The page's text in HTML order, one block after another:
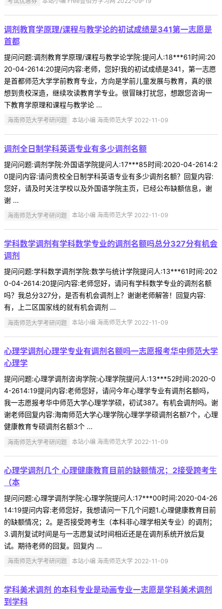
调剂教育学原理/课程与教学论的初试成绩是341第一志愿是
首都
提问问题:调剂教育学原理/课程与教学论学院:提问人:18***61时间:20
20-04-2614:20提问内容:老师，您好!我的初试成绩是341，第一志愿
是首都师范大学学前教育专业，方向是学前儿童发展与教育，真的很
想到贵校深造，继续攻读教育学专业。很冒昧打扰您，想跟您咨询一
下教育学原理和课程与教学论 ...
海南师范大学考研问题 本站小编 海南师范大学 2022-11-09
调剂全日制学科英语专业有多少调剂名额
提问问题:调剂学院:外国语学院提问人:17***85时间:2020-04-2614:2
0提问内容:请问贵校全日制学科英语专业有多少调剂名额？回复内容:
您好，请及时关注学校以及外国语学院主页，已经公布缺额信息，谢
谢 ...
海南师范大学考研问题 本站小编 海南师范大学 2022-11-09
学科数学调剂有学科数学专业的调剂名额吗总分327分有机会
调剂
提问问题:学科数学调剂学院:数学与统计学院提问人:13***61时间:202
0-04-2614:20提问内容:老师您好，请问有学科数学专业的调剂名额
吗？我总分327分，是否有机会调剂上？谢谢老师解答！回复内容:
有，上二区国家线的就有机会调剂 ...
海南师范大学考研问题 本站小编 海南师范大学 2022-11-09
心理学调剂心理学专业有调剂名额吗一志愿报考华中师范大学
心理学
提问问题:心理学调剂咨询学院:心理学院提问人:13***52时间:2020-0
4-2614:19提问内容:老师您好，请问今年心理学专业有调剂名额吗，
我一志愿报考华中师范大学心理学学硕，初试387。有机会调剂吗。谢
谢老师回复内容:海南师范大学心理学院心理学学硕调剂名额7个，心理
健康教育专硕调剂名额3个 ...
海南师范大学考研问题 本站小编 海南师范大学 2022-11-09
心理学调剂几个 心理健康教育目前的缺额情况；2接受跨考生
（本
提问问题:心理学调剂学院:心理学院提问人:17***00时间:2020-04-26
14:19提问内容:老师您好，我想请问一下几个问题1.心理健康教育目前
的缺额情况；2。是否接受跨考生（本科非心理学相关专业）的调剂；
3.调剂复试时间是与一志愿复试时间相近还是在调剂系统开放后复
试。期待老师的回复。回复内 ...
海南师范大学考研问题 本站小编 海南师范大学 2022-11-09
学科美术调剂 的本科专业是动画专业一志愿是学科美术调剂
到学科